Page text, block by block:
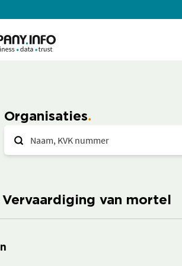
Organisaties
van mortel